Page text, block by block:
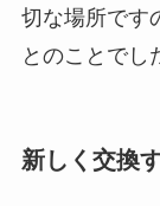
切な場所です
とのことでし
新しく交換